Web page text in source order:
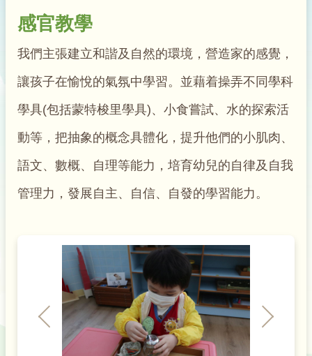
感官教學
我們主張建立和諧及自然的環境，營造家的感覺，
讓孩子在愉悅的氣氛中學習。並藉着操弄不同學科
學具(包括蒙特梭里學具)、小食嘗試、水的探索活
動等，把抽象的概念具體化，提升他們的小肌肉、
語文、數概、自理等能力，培育幼兒的自律及自我
管理力，發展自主、自信、自發的學習能力。